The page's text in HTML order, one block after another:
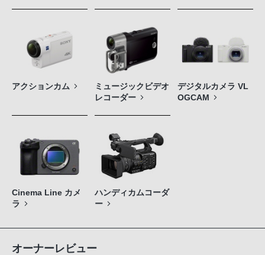
アクションカム
ミュージックビデオ
レコーダー
デジタルカメラ VL
OGCAM
Cinema Line カメ
ラ
ハンディカムコーダ
ー
オーナーレビュー